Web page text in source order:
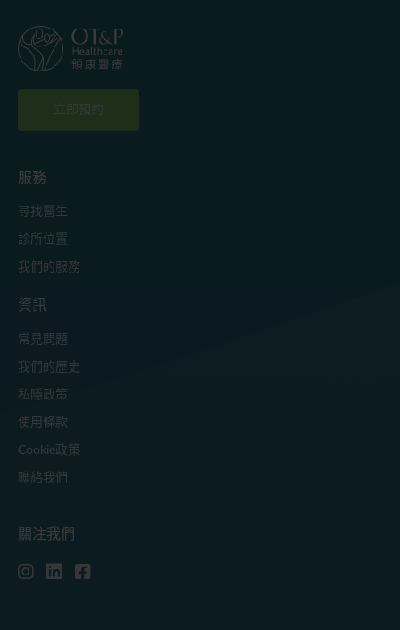
立即預約
服務
尋找醫生
診所位置
我們的服務
資訊
常見問題
我們的歷史
私隱政策
使用條款
Cookie政策
聯絡我們
關注我們